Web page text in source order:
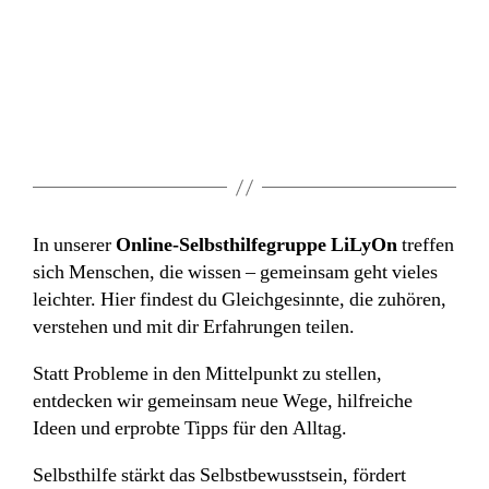
In unsererOnline-Selbsthilfegruppe LiLyOntreffen
sich Menschen, die wissen – gemeinsam geht vieles
leichter. Hier findest du Gleichgesinnte, die zuhören,
verstehen und mit dir Erfahrungen teilen.
Statt Probleme in den Mittelpunkt zu stellen,
entdecken wir gemeinsam neue Wege, hilfreiche
Ideen und erprobte Tipps für den Alltag.
Selbsthilfe stärkt das Selbstbewusstsein, fördert